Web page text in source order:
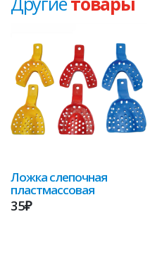
Ложка слепочная
пластмассовая
35₽